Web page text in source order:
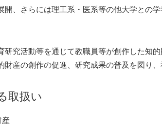
開、さらには理工系・医系等の他大学との
研究活動等を通じて教職員等が創作した知
産の創作の促進、研究成果の普及を図り
取扱い
産